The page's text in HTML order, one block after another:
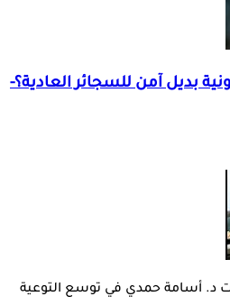
بديل آمن للسجائر العادية؟-
د. أسامة حمدي في توسع التوعية